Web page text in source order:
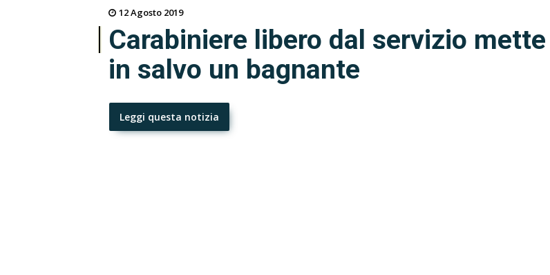
12 Agosto 2019
Carabiniere libero dal servizio mette
in salvo un bagnante
Leggi questa notizia